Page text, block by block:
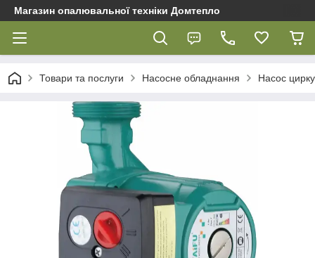
Магазин опалювальної техніки Домтепло
Товари та послуги Насосне обладнання Насос